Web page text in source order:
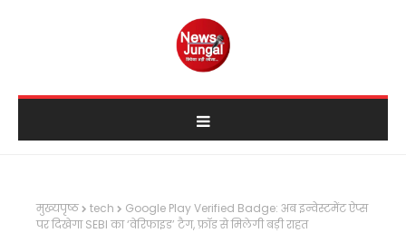
मुख्यपृष्ठ tech
Google Play Verified Badge: अब इन्वेस्टमेंट ऐप्स
पर दिखेगा SEBI का ‘वेरिफाइड’ टैग, फ्रॉड से मिलेगी बड़ी राहत